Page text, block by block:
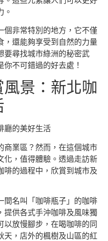
。
個非常特別的地方，它不僅
，還能夠享受到自然的力量
要尋找城市綠洲的秘密武
不可錯過的好去處！
景：新北咖
廳的美好生活
商業區？然而，在這個城市
化，值得體驗。透過走訪新
啡的過程中，欣賞到城市及
間名叫「咖啡瓶子」的咖啡
提供各式手沖咖啡及風味獨
以放慢腳步，在喝咖啡的同
天，店外的楓樹及山區的紅